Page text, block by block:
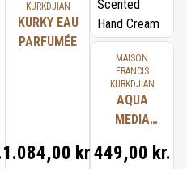
KURKDJIAN
KURKY EAU
PARFUMÉE
1.084,00 kr.
MAISON
FRANCIS
KURKDJIAN
AQUA
MEDIA
FORTE
449,00 kr.